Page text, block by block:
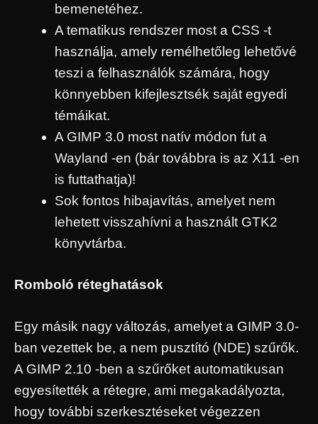
bemenetéhez.
A tematikus rendszer most a CSS -t
használja, amely remélhetőleg lehetővé
teszi a felhasználók számára, hogy
könnyebben kifejlesztsék saját egyedi
témáikat.
A GIMP 3.0 most natív módon fut a
Wayland -en (bár továbbra is az X11 -en
is futtathatja)!
Sok fontos hibajavítás, amelyet nem
lehetett visszahívni a használt GTK2
könyvtárba.
Romboló réteghatások
Egy másik nagy változás, amelyet a GIMP 3.0-
ban vezettek be, a nem pusztító (NDE) szűrők.
A GIMP 2.10 -ben a szűrőket automatikusan
egyesítették a rétegre, ami megakadályozta,
hogy további szerkesztéseket végezzen